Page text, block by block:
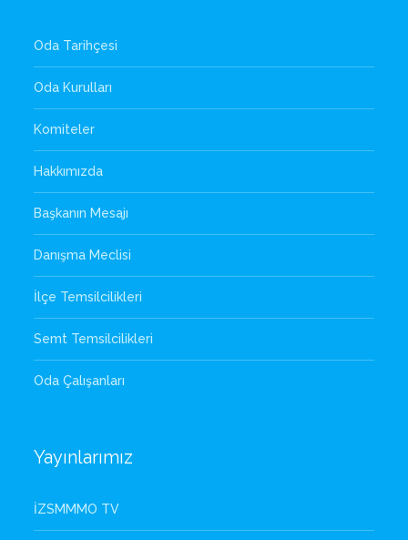
Oda Tarihçesi
Oda Kurulları
Komiteler
Hakkımızda
Başkanın Mesajı
Danışma Meclisi
İlçe Temsilcilikleri
Semt Temsilcilikleri
Oda Çalışanları
Yayınlarımız
İZSMMMO TV